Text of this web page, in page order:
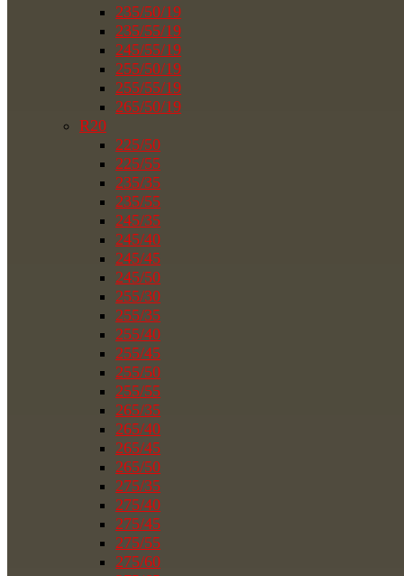
235/50/19
235/55/19
245/55/19
255/50/19
255/55/19
265/50/19
R20
225/50
225/55
235/35
235/55
245/35
245/40
245/45
245/50
255/30
255/35
255/40
255/45
255/50
255/55
265/35
265/40
265/45
265/50
275/35
275/40
275/45
275/55
275/60